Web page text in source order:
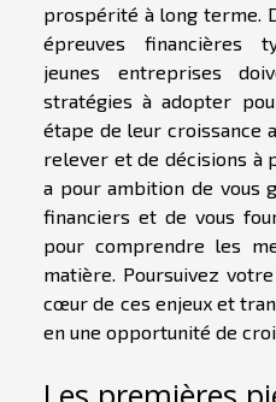
prospérité à long terme.
épreuves financières
jeunes entreprises
stratégies à adopter
étape de leur croissance
relever et de décisions à
a pour ambition de vous
financiers et de vous
pour comprendre les
matière. Poursuivez
cœur de ces enjeux et
en une opportunité de